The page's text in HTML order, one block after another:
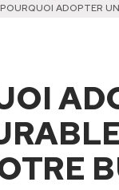
POURQUOI ADOPTER